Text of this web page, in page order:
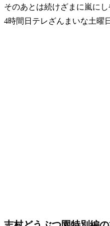
そのあとは続けざまに嵐にし
4時間日テレざんまいな土曜